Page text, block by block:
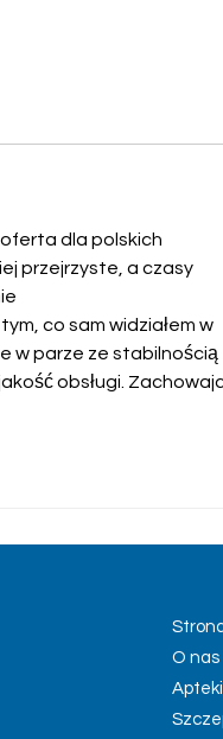
dla polskich
przejrzyste, a czasy
co sam widziałem w
w parze ze stabilnością
obsługi.
O nas
Apteki